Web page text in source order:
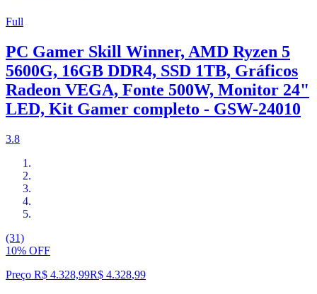
Full
PC Gamer Skill Winner, AMD Ryzen 5
5600G, 16GB DDR4, SSD 1TB, Gráficos
Radeon VEGA, Fonte 500W, Monitor 24"
LED, Kit Gamer completo - GSW-24010
3.8
(31)
10% OFF
Preço R$ 4.328,99R$ 4.328,99